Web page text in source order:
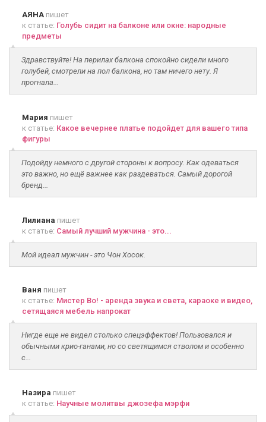
АЯНА пишет
к статье: Голубь сидит на балконе или окне: народные
предметы
Здравствуйте! На перилах балкона спокойно сидели много
голубей, смотрели на пол балкона, но там ничего нету. Я
прогнала...
Мария пишет
к статье: Какое вечернее платье подойдет для вашего типа
фигуры
Подойду немного с другой стороны к вопросу. Как одеваться
это важно, но ещё важнее как раздеваться. Самый дорогой
бренд...
Лилиана пишет
к статье: Самый лучший мужчина - это...
Мой идеал мужчин - это Чон Хосок.
Ваня пишет
к статье: Мистер Во! - аренда звука и света, караоке и видео,
сетящаяся мебель напрокат
Нигде еще не видел столько спецэффектов! Пользовался и
обычными крио-ганами, но со светящимся стволом и особенно
с...
Назира пишет
к статье: Научные молитвы джозефа мэрфи